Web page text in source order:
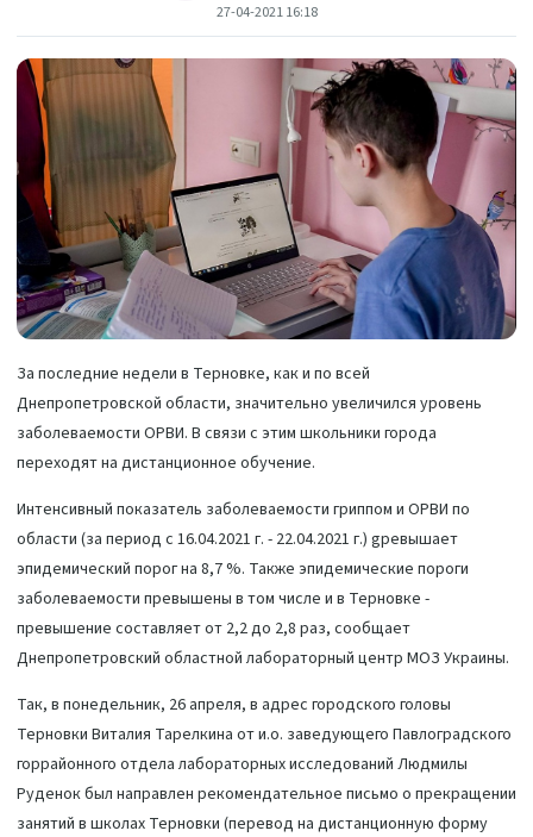
27-04-2021 16:18
За последние недели в Терновке, как и по всей
Днепропетровской области, значительно увеличился уровень
заболеваемости ОРВИ. В связи с этим школьники города
переходят на дистанционное обучение.
Интенсивный показатель заболеваемости гриппом и ОРВИ по
области (за период с 16.04.2021 г. - 22.04.2021 г.) gревышает
эпидемический порог на 8,7 %. Также эпидемические пороги
заболеваемости превышены в том числе и в Терновке -
превышение составляет от 2,2 до 2,8 раз, сообщает
Днепропетровский областной лабораторный центр МОЗ Украины.
Так, в понедельник, 26 апреля, в адрес городского головы
Терновки Виталия Тарелкина от и.о. заведующего Павлоградского
горрайонного отдела лабораторных исследований Людмилы
Руденок был направлен рекомендательное письмо о прекращении
занятий в школах Терновки (перевод на дистанционную форму